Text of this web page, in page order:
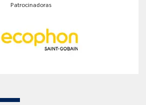
Patrocinadoras